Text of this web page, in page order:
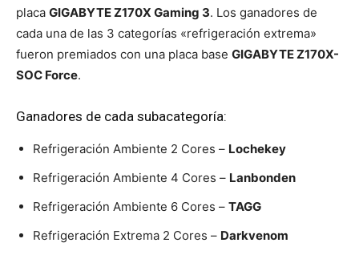
placa GIGABYTE Z170X Gaming 3. Los ganadores de
cada una de las 3 categorías «refrigeración extrema»
fueron premiados con una placa base GIGABYTE Z170X-
SOC Force.
Ganadores de cada subacategoría:
Refrigeración Ambiente 2 Cores – Lochekey
Refrigeración Ambiente 4 Cores – Lanbonden
Refrigeración Ambiente 6 Cores – TAGG
Refrigeración Extrema 2 Cores – Darkvenom